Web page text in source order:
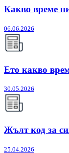
Какво време
06.06.2026
Ето какво
30.05.2026
Жълт код за
25.04.2026